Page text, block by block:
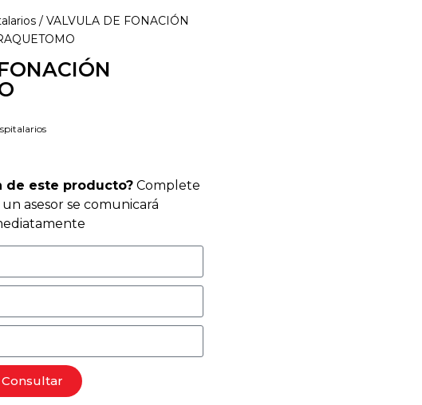
/ VALVULA DE FONACIÓN
de este producto?Complete
asesor se comunicará
Consultar